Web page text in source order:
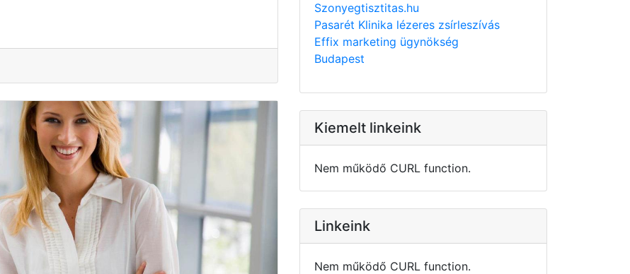
Szonyegtisztitas.hu
Pasarét Klinika lézeres zsírleszívás
Effix marketing ügynökség
Budapest
Kiemelt linkeink
Nem működő CURL function.
Linkeink
Nem működő CURL function.